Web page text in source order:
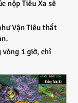
nộp Tiêu Xa sẽ
Vận Tiêu thất
vòng 1 giờ, chỉ